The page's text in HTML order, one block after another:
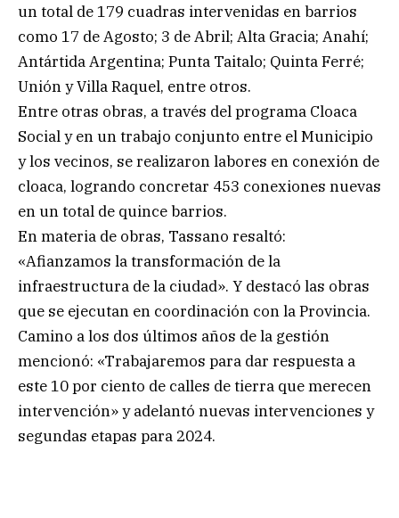
un total de 179 cuadras intervenidas en barrios
como 17 de Agosto; 3 de Abril; Alta Gracia; Anahí;
Antártida Argentina; Punta Taitalo; Quinta Ferré;
Unión y Villa Raquel, entre otros.
Entre otras obras, a través del programa Cloaca
Social y en un trabajo conjunto entre el Municipio
y los vecinos, se realizaron labores en conexión de
cloaca, logrando concretar 453 conexiones nuevas
en un total de quince barrios.
En materia de obras, Tassano resaltó:
«Afianzamos la transformación de la
infraestructura de la ciudad». Y destacó las obras
que se ejecutan en coordinación con la Provincia.
Camino a los dos últimos años de la gestión
mencionó: «Trabajaremos para dar respuesta a
este 10 por ciento de calles de tierra que merecen
intervención» y adelantó nuevas intervenciones y
segundas etapas para 2024.